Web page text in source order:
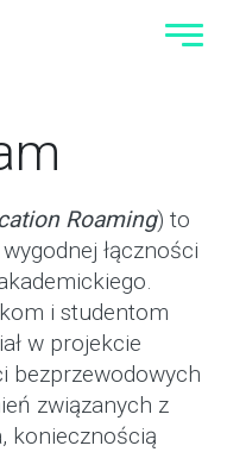
Roaming) to
łączności
i studentom
w projekcie
bezprzewodowych
związanych z
koniecznością